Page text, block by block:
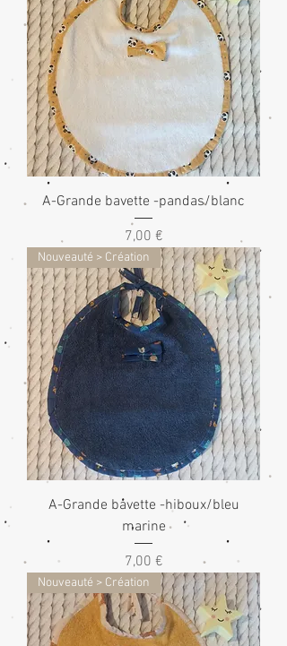
A-Grande bavette -pandas/blanc
Prix
7,00 €
Nouveauté > Création
A-Grande bavette -hiboux/bleu
marine
Prix
7,00 €
Nouveauté > Création